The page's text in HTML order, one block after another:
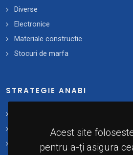
Acest site
pentru a-ți asigura
Diverse
Electronice
Materiale constructie
Stocuri de marfa
STRATEGIE ANABI
Plan 2021 - 2025
Implementare